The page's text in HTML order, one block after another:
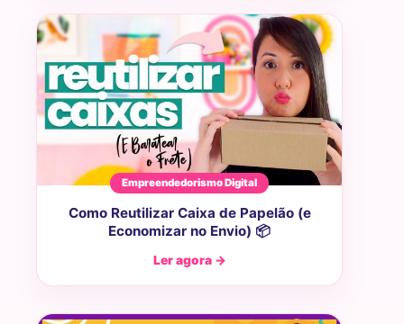
Empreendedorismo Digital
Como Reutilizar Caixa de Papelão (e
Economizar no Envio) 📦
Ler agora →